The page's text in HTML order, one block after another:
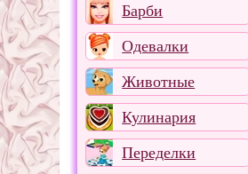
Барби
Одевалки
Животные
Кулинария
Переделки